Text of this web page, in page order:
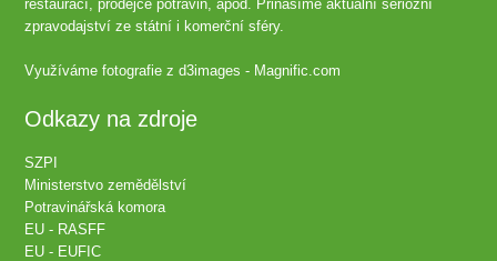
restaurací, prodejce potravin, apod. Přinášíme aktuální seriozní
zpravodajství ze státní i komerční sféry.
Využíváme fotografie zd3images - Magnific.com
Odkazy na zdroje
SZPI
Ministerstvo zemědělství
Potravinářská komora
EU - RASFF
EU - EUFIC